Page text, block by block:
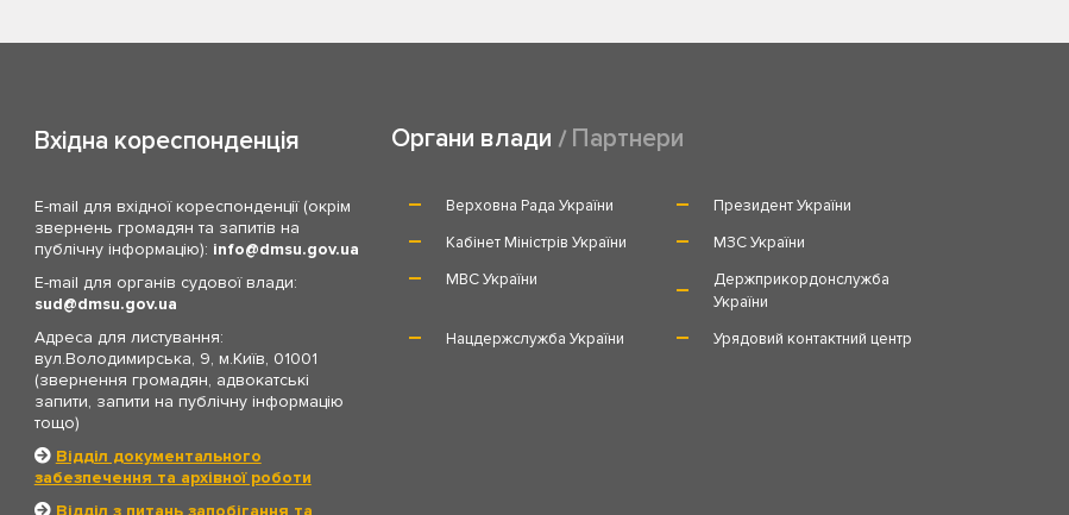
Вхідна кореспонденція
E-mail для вхідної кореспонденції (окрім
звернень громадян та запитів на
публічну інформацію): info
dmsu.gov.ua
E-mail для органів судової влади:
sud
dmsu.gov.ua
Адреса для листування:
вул.Володимирська, 9, м.Київ, 01001
(звернення громадян, адвокатські
запити, запити на публічну інформацію
тощо)
Відділ документального
забезпечення та архівної роботи
Відділ з питань запобігання та
Органи влади Партнери
Верховна Рада України
Президент України
Кабінет Міністрів України
МЗС України
МВС України
Держприкордонслужба
України
Нацдержслужба України
Урядовий контактний центр